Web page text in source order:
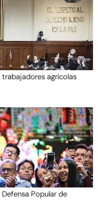
agrícolas
Popular de